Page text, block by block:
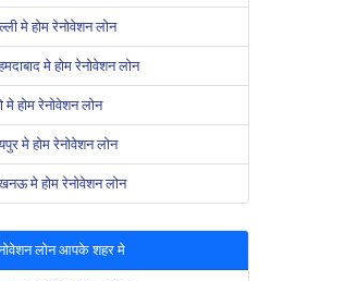
मे होम रेनोवेशन लोन
मे होम रेनोवेशन लोन
मे होम रेनोवेशन लोन
मे होम रेनोवेशन लोन
मे होम रेनोवेशन लोन
लोन आपके शहर मे